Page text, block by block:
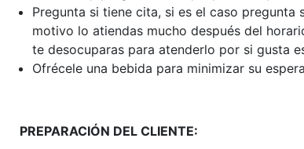
Pregunta si tiene cita, si es el caso
motivo lo atiendas mucho después del
te desocuparas para atenderlo por si gusta
Ofrécele una bebida para minimizar su
PREPARACIÓN DEL CLIENTE: